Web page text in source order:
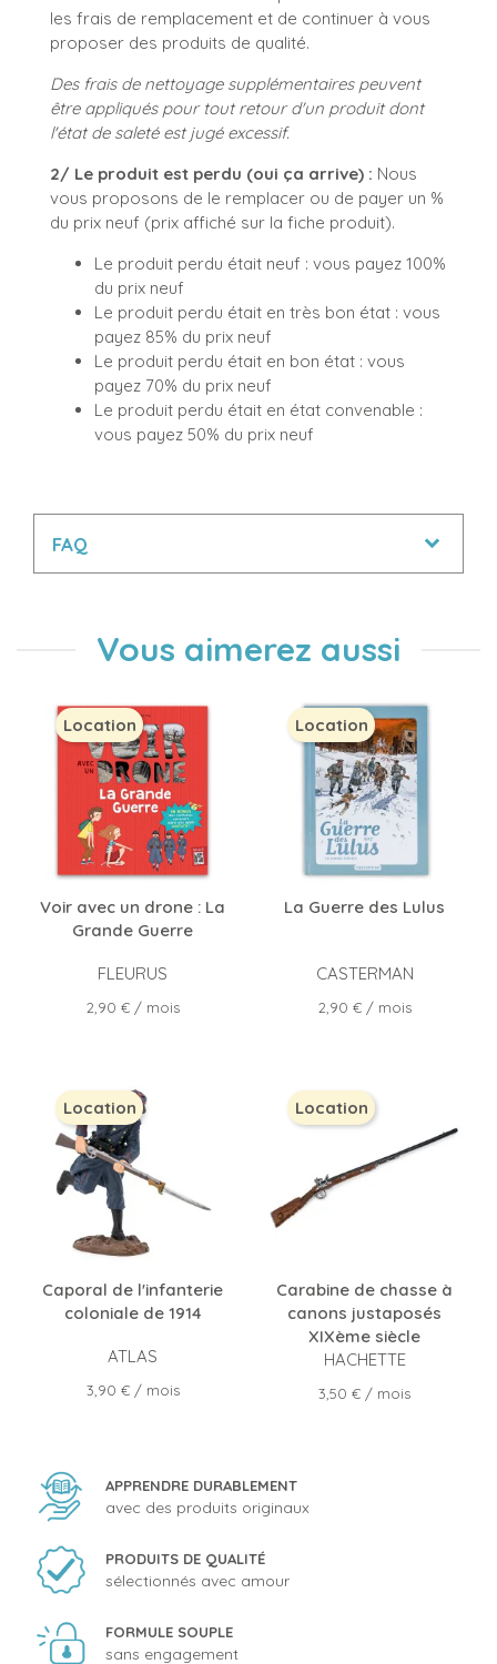
les frais de remplacement et de continuer à vous
proposer des produits de qualité.
Des frais de nettoyage supplémentaires peuvent
être appliqués pour tout retour d'un produit dont
l'état de saleté est jugé excessif.
2/ Le produit est perdu (oui ça arrive) : Nous
vous proposons de le remplacer ou de payer un %
du prix neuf (prix affiché sur la fiche produit).
Le produit perdu était neuf : vous payez 100%
du prix neuf
Le produit perdu était en très bon état : vous
payez 85% du prix neuf
Le produit perdu était en bon état : vous
payez 70% du prix neuf
Le produit perdu était en état convenable :
vous payez 50% du prix neuf
FAQ
Vous aimerez aussi
Voir avec un drone : La
Grande Guerre
FLEURUS
Prix
2,90 €/ mois
Location
La Guerre des Lulus
CASTERMAN
Prix
2,90 €/ mois
Location
Caporal de l'infanterie
coloniale de 1914
ATLAS
Prix
3,90 €/ mois
Location
Carabine de chasse à
canons justaposés
XIXème siècle
HACHETTE
Prix
3,50 € / mois
Location
APPRENDRE DURABLEMENT
avec des produits originaux
PRODUITS DE QUALITÉ
sélectionnés avec amour
FORMULE SOUPLE
sans engagement